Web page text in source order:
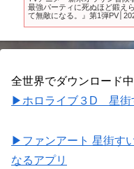
最強パーティに死ぬほど鍛え
て無敵になる。』第1弾
全世界でダウンロード
▶ホロライブ３D 星街
▶ファンアート 星街す
なるアプリ